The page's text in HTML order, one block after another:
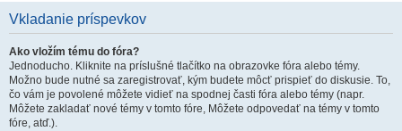
Vkladanie príspevkov
Ako vložím tému do fóra?
Jednoducho. Kliknite na príslušné tlačítko na obrazovke fóra alebo témy.
Možno bude nutné sa zaregistrovať, kým budete môcť prispieť do diskusie. To,
čo vám je povolené môžete vidieť na spodnej časti fóra alebo témy (napr.
Môžete zakladať nové témy v tomto fóre, Môžete odpovedať na témy v tomto
fóre, atď.).